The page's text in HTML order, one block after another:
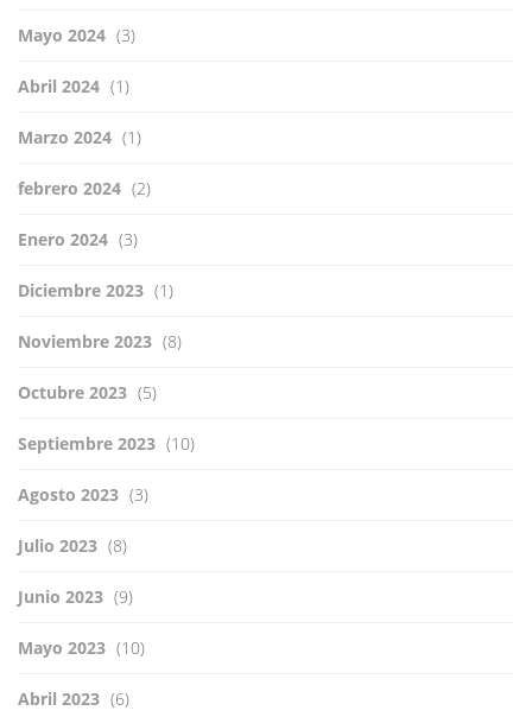
Mayo 2024 (3)
Abril 2024 (1)
Marzo 2024 (1)
febrero 2024 (2)
Enero 2024 (3)
Diciembre 2023 (1)
Noviembre 2023 (8)
Octubre 2023 (5)
Septiembre 2023 (10)
Agosto 2023 (3)
Julio 2023 (8)
Junio 2023 (9)
Mayo 2023 (10)
Abril 2023 (6)